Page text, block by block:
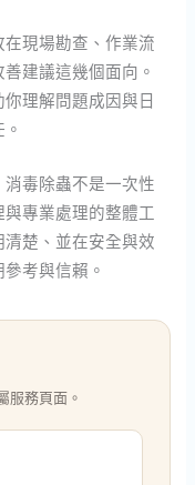
現場勘查、作業流
建議這幾個面向。
理解問題成因與日
毒除蟲不是一次性
專業處理的整體工
楚、並在安全與效
考與信賴。
服務頁面。